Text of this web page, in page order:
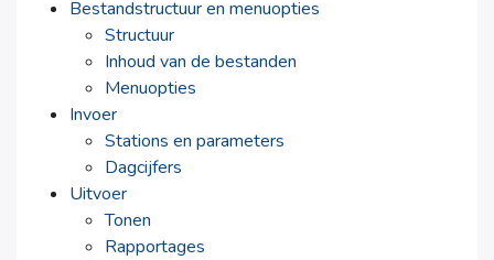
Bestandstructuur en menuopties
Structuur
Inhoud van de bestanden
Menuopties
Invoer
Stations en parameters
Dagcijfers
Uitvoer
Tonen
Rapportages